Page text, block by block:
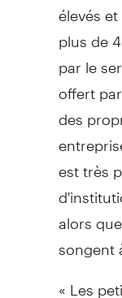
élevés
plus de
par le
offert
des
est très
alors
songent
« Les